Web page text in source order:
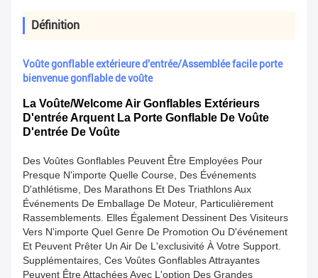
Définition
Voûte gonflable extérieure d'entrée/Assemblée facile porte
bienvenue gonflable de voûte
La Voûte/Welcome Air Gonflables Extérieurs
D'entrée Arquent La Porte Gonflable De Voûte
D'entrée De Voûte
Des Voûtes Gonflables Peuvent Être Employées Pour
Presque N'importe Quelle Course, Des Événements
D'athlétisme, Des Marathons Et Des Triathlons Aux
Événements De Emballage De Moteur, Particulièrement
Rassemblements. Elles Également Dessinent Des Visiteurs
Vers N'importe Quel Genre De Promotion Ou D'événement
Et Peuvent Prêter Un Air De L'exclusivité À Votre Support.
Supplémentaires, Ces Voûtes Gonflables Attrayantes
Peuvent Être AttachéesAvec L'option Des Grandes